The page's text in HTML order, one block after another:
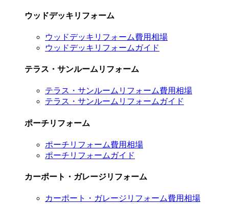
ウッドデッキリフォーム
ウッドデッキリフォーム費用相場
ウッドデッキリフォームガイド
テラス・サンルームリフォーム
テラス・サンルームリフォーム費用相場
テラス・サンルームリフォームガイド
ポーチリフォーム
ポーチリフォーム費用相場
ポーチリフォームガイド
カーポート・ガレージリフォーム
カーポート・ガレージリフォーム費用相場